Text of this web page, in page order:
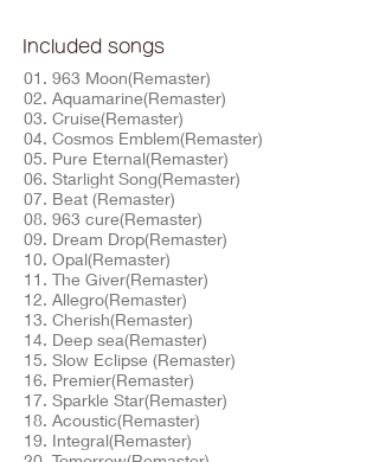
Included songs
01. 963 Moon(Remaster)
02. Aquamarine(Remaster)
03. Cruise(Remaster)
04. Cosmos Emblem(Remaster)
05. Pure Eternal(Remaster)
06. Starlight Song(Remaster)
07. Beat (Remaster)
08. 963 cure(Remaster)
09. Dream Drop(Remaster)
10. Opal(Remaster)
11. The Giver(Remaster)
12. Allegro(Remaster)
13. Cherish(Remaster)
14. Deep sea(Remaster)
15. Slow Eclipse (Remaster)
16. Premier(Remaster)
17. Sparkle Star(Remaster)
18. Acoustic(Remaster)
19. Integral(Remaster)